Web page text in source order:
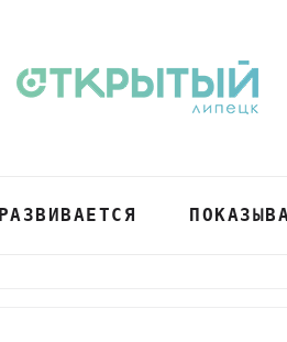
РАЗВИВАЕТСЯ